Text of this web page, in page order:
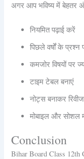
अगर आप भविष्य में बेहतर
नियमित पढ़ाई करें
पिछले वर्षों के
कमजोर विषयों पर
टाइम टेबल बनाएं
नोट्स बनाकर
मोबाइल और सोशल
Conclusion
Bihar Board Class 12th